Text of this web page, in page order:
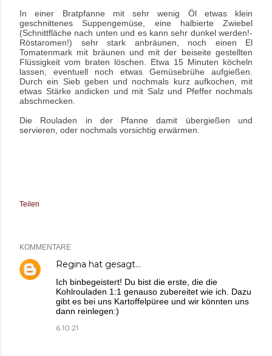
In einer Bratpfanne mit sehr wenig Öl etwas klein
geschnittenes Suppengemüse, eine halbierte Zwiebel
(Schnittfläche nach unten und es kann sehr dunkel werden!-
Röstaromen!) sehr stark anbräunen, noch einen El
Tomatenmark mit bräunen und mit der beiseite gestellten
Flüssigkeit vom braten löschen. Etwa 15 Minuten köcheln
lassen, eventuell noch etwas Gemüsebrühe aufgießen.
Durch ein Sieb geben und nochmals kurz aufkochen, mit
etwas Stärke andicken und mit Salz und Pfeffer nochmals
abschmecken.
Die Rouladen in der Pfanne damit übergießen und
servieren, oder nochmals vorsichtig erwärmen.
Teilen
KOMMENTARE
Regina hat gesagt…
Ich binbegeistert! Du bist die erste, die die
Kohlrouladen 1:1 genauso zubereitet wie ich. Dazu
gibt es bei uns Kartoffelpüree und wir könnten uns
dann reinlegen:)
6.10.21